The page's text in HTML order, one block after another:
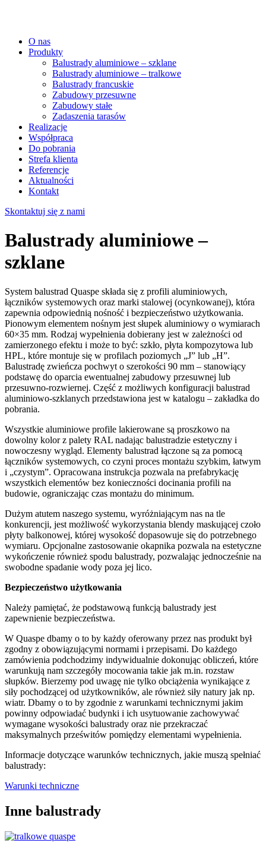
O nas
Produkty
Balustrady aluminiowe – szklane
Balustrady aluminiowe – tralkowe
Balustrady francuskie
Zabudowy przesuwne
Zabudowy stałe
Zadaszenia tarasów
Realizacje
Współpraca
Do pobrania
Strefa klienta
Referencje
Aktualności
Kontakt
Skontaktuj się z nami
Balustrady aluminiowe –
szklane
System balustrad Quaspe składa się z profili aluminiowych,
łączników systemowych oraz marki stalowej (ocynkowanej), która
zapewnia odpowiednią nośność i bezpieczeństwo użytkowania.
Pionowym elementem nośnym jest słupek aluminiowy o wymiarach
60×35 mm. Rodzaj wypełnienia dobierany jest w zależności od
zamierzonego efektu i może to być: szkło, płyta kompozytowa lub
HPL, które montuje się w profilach poziomych „J” lub „H”.
Balustradę zwieńcza pochwyt o szerokości 90 mm – stanowiący
podstawę do oparcia ewentualnej zabudowy przesuwnej lub
przesuwno-rozwiernej. Część z możliwych konfiguracji balustrad
aluminiowo-szklanych przedstawiona jest w katalogu – zakładka do
pobrania.
Wszystkie aluminiowe profile lakierowane są proszkowo na
dowolny kolor z palety RAL nadając balustradzie estetyczny i
nowoczesny wygląd. Elementy balustrad łączone są za pomocą
łączników systemowych, co czyni proces montażu szybkim, łatwym
i „czystym”. Opracowana instrukcja pozwala na prefabrykację
wszystkich elementów bez konieczności docinania profili na
budowie, ograniczając czas montażu do minimum.
Dużym atutem naszego systemu, wyróżniającym nas na tle
konkurencji, jest możliwość wykorzystania blendy maskującej czoło
płyty balkonowej, której wysokość dopasowuje się do potrzebnego
wymiaru. Opcjonalne zastosowanie okapnika pozwala na estetyczne
wykończenie również spodu balustrady, pozwalając jednocześnie na
swobodne spadanie wody poza jej lico.
Bezpieczeństwo użytkowania
Należy pamiętać, że podstawową funkcją balustrady jest
zapewnienie bezpieczeństwa.
W Quaspe dbamy o to by każdy oferowany przez nas produkt był
zgodny z obowiązującymi normami i przepisami. Do każdego
zamówienia podchodzimy indywidualnie dokonując obliczeń, które
warunkują nam szczegóły mocowania takie jak m.in. rozstaw
słupków. Bierzemy pod uwagę nie tylko obciążenia wynikające z
siły pochodzącej od użytkowników, ale również siły natury jak np.
wiatr. Dbamy o to by zgodnie z warunkami technicznymi jakim
powinny odpowiadać budynki i ich usytuowanie zachowywać
wymagane wysokości balustrady oraz nie przekraczać
maksymalnych prześwitów pomiędzy elementami wypełnienia.
Informacje dotyczące warunków technicznych, jakie muszą spełniać
balustrady:
Warunki techniczne
Inne balustrady